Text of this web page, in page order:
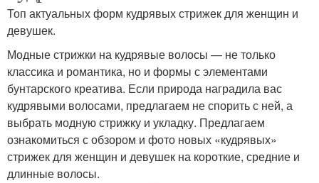
волос
волос
Стрижки для тонких
волос
Красивые стрижки
Популярные стрижки
Стрижки на тонкие
волосы
Топ актуальных форм кудрявых стрижек для женщин и
девушек.
Модные стрижки на кудрявые волосы — не только
классика и романтика, но и формы с элементами
бунтарского креатива. Если природа наградила вас
кудрявыми волосами, предлагаем не спорить с ней, а
выбрать модную стрижку и укладку.⁣⁣ Предлагаем
ознакомиться с обзором и фото новых «кудрявых»
стрижек для женщин и девушек на короткие, средние и
длинные волосы.